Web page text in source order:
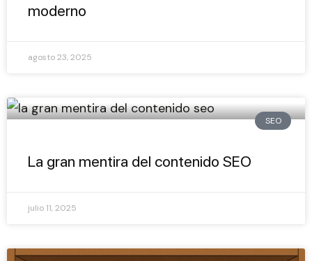
moderno
agosto 23, 2025
SEO
La gran mentira del contenido SEO
julio 11, 2025